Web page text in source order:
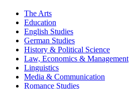
The Arts
Education
English Studies
German Studies
History & Political Science
Law, Economics & Management
Linguistics
Media & Communication
Romance Studies